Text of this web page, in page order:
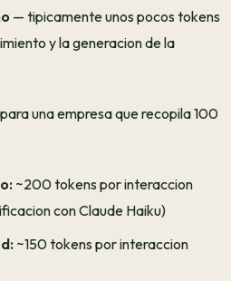
— tipicamente unos pocos tokens
y la generacion de la
una empresa que recopila 100
~200 tokens por interaccion
con Claude Haiku)
~150 tokens por interaccion